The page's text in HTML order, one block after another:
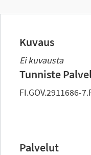
Kuvaus
Ei kuvausta
Tunniste
FI.GOV.2911686-
Palvelut